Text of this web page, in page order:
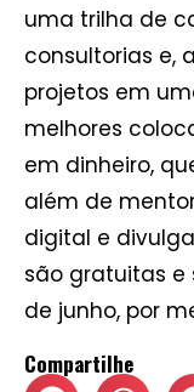
uma trilha de
consultorias e,
projetos em
melhores
em dinheiro,
além de
digital e
são gratuitas e
de junho, por
Compartilhe